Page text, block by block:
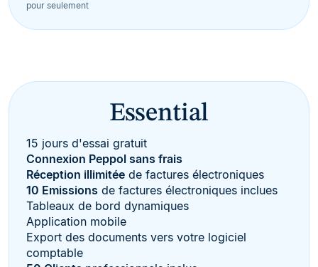
pour seulement
Essential
15 jours d'essai gratuit
Connexion Peppol sans frais
Réception illimitée de factures électroniques
10 Emissions de factures électroniques inclues
Tableaux de bord dynamiques
Application mobile
Export des documents vers votre logiciel
comptable